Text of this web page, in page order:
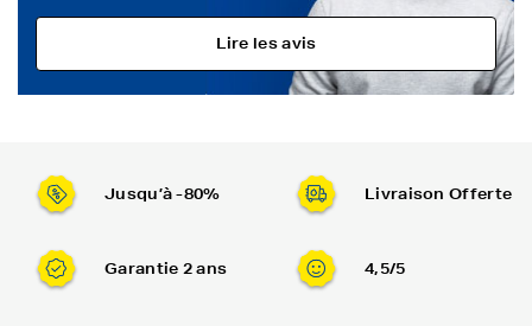
Lire les avis
Jusqu’à -80% Livraison Offerte
Garantie 2 ans 4,5/5